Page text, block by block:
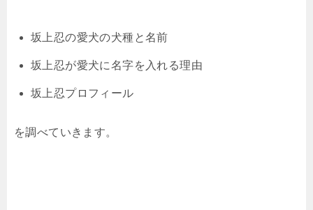
坂上忍の愛犬の犬種と名前
坂上忍が愛犬に名字を入れる理由
坂上忍プロフィール
を調べていきます。